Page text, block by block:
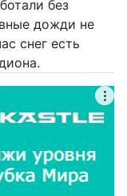
без
дожди не
снег есть